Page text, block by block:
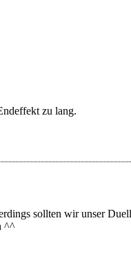
zu lang.
sollten wir unser
^^